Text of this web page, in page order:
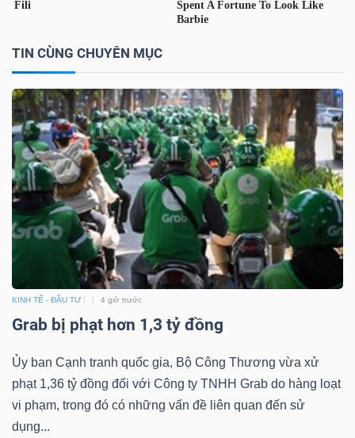
TIN CÙNG CHUYÊN MỤC
KINH TẾ - ĐẦU TƯ 4 giờ trước
Grab bị phạt hơn 1,3 tỷ đồng
Ủy ban Cạnh tranh quốc gia, Bộ Công Thương vừa xử
phạt 1,36 tỷ đồng đối với Công ty TNHH Grab do hàng loạt
vi phạm, trong đó có những vấn đề liên quan đến sử
dụng...
DỊCH
VỤ
TRUYỀN
THÔNG
TIỆN
ĐỘNG
SẢN